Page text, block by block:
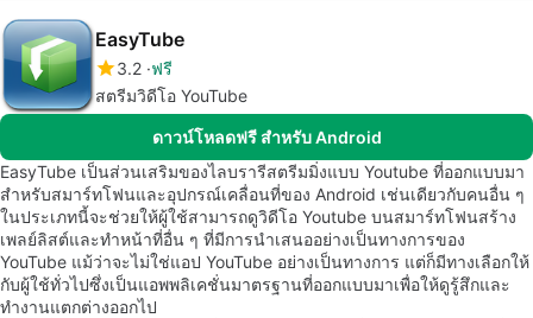
EasyTube
3.2 ฟรี
สตรีมวิดีโอ YouTube
ดาวน์โหลดฟรี สำหรับ Android
EasyTube เป็นส่วนเสริมของไลบรารีสตรีมมิ่งแบบ Youtube ที่ออกแบบมา
สำหรับสมาร์ทโฟนและอุปกรณ์เคลื่อนที่ของ Android เช่นเดียวกับคนอื่น ๆ
ในประเภทนี้จะช่วยให้ผู้ใช้สามารถดูวิดีโอ Youtube บนสมาร์ทโฟนสร้าง
เพลย์ลิสต์และทำหน้าที่อื่น ๆ ที่มีการนำเสนออย่างเป็นทางการของ
YouTube แม้ว่าจะไม่ใช่แอป YouTube อย่างเป็นทางการ แต่ก็มีทางเลือกให้
กับผู้ใช้ทั่วไปซึ่งเป็นแอพพลิเคชั่นมาตรฐานที่ออกแบบมาเพื่อให้ดูรู้สึกและ
ทำงานแตกต่างออกไป